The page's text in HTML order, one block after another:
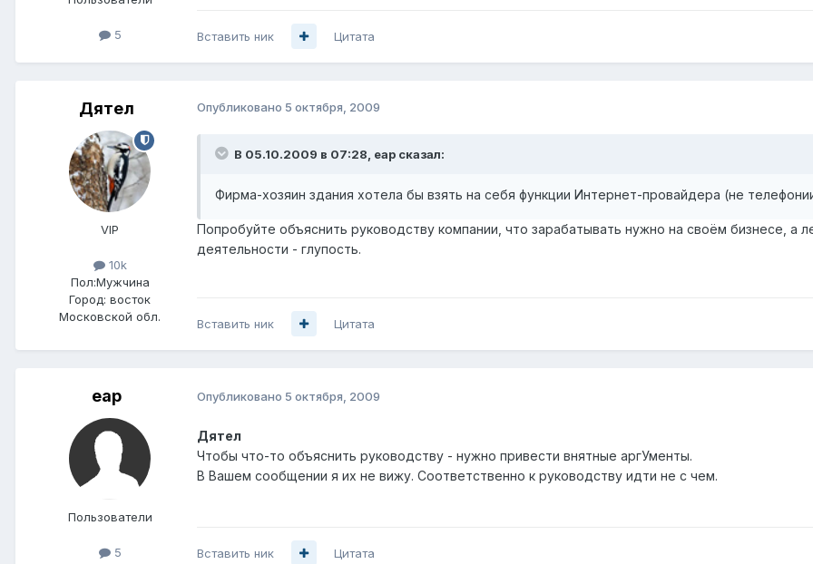
5 Вставить ник Цитата
Дятел
VIP
10k
Пол:Мужчина
Город: восток
Московской обл.
Опубликовано 5 октября, 2009
В 05.10.2009 в 07:28, eap сказал:
Фирма-хозяин здания хотела бы взять на себя функции Интернет-провайдера (не
Попробуйте объяснить руководству компании, что зарабатывать нужно на своём бизнесе,
деятельности - глупость.
Вставить ник Цитата
eap
Пользователи
5
Опубликовано 5 октября, 2009
Дятел
Чтобы что-то объяснить руководству - нужно привести внятные аргУменты.
В Вашем сообщении я их не вижу. Соответственно к руководству идти не с чем.
Вставить ник Цитата